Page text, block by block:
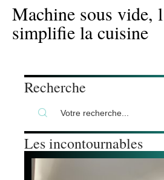
Machine sous vide,
simplifie la cuisine
Recherche
Les incontournables